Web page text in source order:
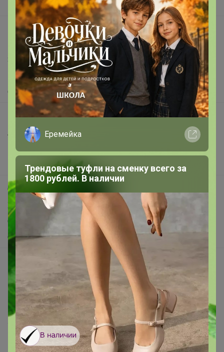
Вакансии
support@24-ok.ru
Написать в поддержку
Защита покупателя
Помощь
О нас
Все предложения
Анонсы
Новости
Поддержка альпак
Самое выгодное
Хиты продаж
Самое желанное
Самое быстрое
Начать зарабатывать с 24-ok
Picabox.ru - Лучшее место для ваших изображений
Розыгрыш - Генератор случайных чисел
Пульс нашего маркетплейса
Укорачиватель ссылок
Еремейка
Трендовые туфли на сменку всего за
1800 рублей. В наличии